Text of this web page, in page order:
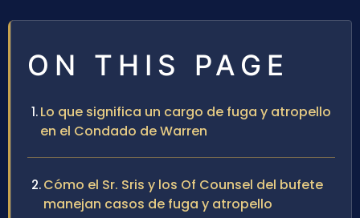
ON THIS PAGE
Lo que significa un cargo de fuga y atropello
en el Condado de Warren
Cómo el Sr. Sris y los Of Counsel del bufete
manejan casos de fuga y atropello